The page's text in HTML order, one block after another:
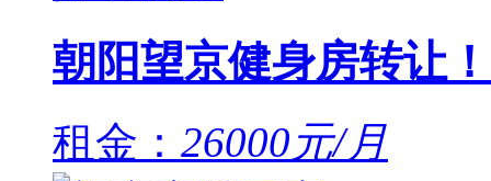
朝阳望京健身房转让
租金： 26000元/月